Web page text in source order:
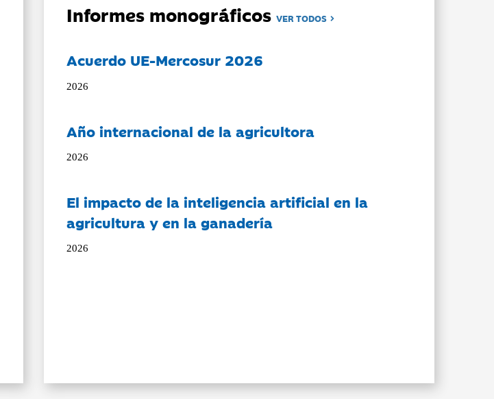
Informes monográficosVER TODOS
Acuerdo UE-Mercosur 2026
2026
Año internacional de la agricultora
2026
El impacto de la inteligencia artificial en la
agricultura y en la ganadería
2026